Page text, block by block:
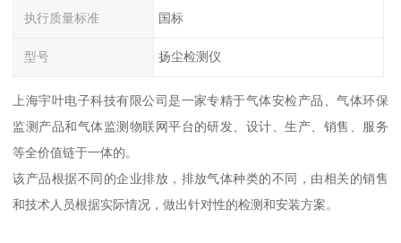
执行质量标准 国标
型号 扬尘检测仪
上海宇叶电子科技有限公司是一家专精于气体安检产品、气体环保
监测产品和气体监测物联网平台的研发、设计、生产、销售、服务
等全价值链于一体的。
该产品根据不同的企业排放，排放气体种类的不同，由相关的销售
和技术人员根据实际情况，做出针对性的检测和安装方案。